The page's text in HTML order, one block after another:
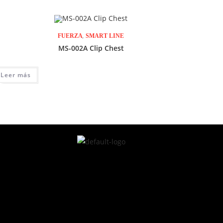
FUERZA,SMART LINE
MS-002A Clip Chest
Leer más